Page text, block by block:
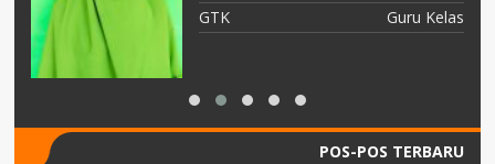
GTK
Guru Kelas
POS-POS TERBARU